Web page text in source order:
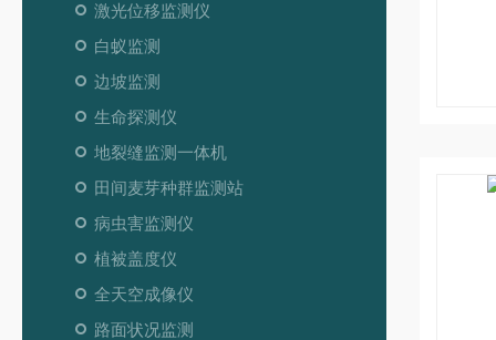
激光位移监测仪
白蚁监测
边坡监测
生命探测仪
地裂缝监测一体机
田间麦芽种群监测站
病虫害监测仪
植被盖度仪
全天空成像仪
路面状况监测